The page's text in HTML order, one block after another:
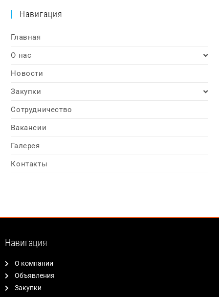
Навигация
Главная
О нас
Новости
Закупки
Сотрудничество
Вакансии
Галерея
Контакты
Навигация
О компании
Объявления
Закупки